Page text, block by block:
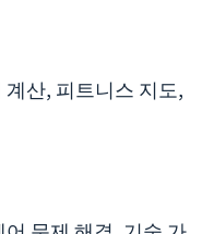
산, 피트니스 지도,